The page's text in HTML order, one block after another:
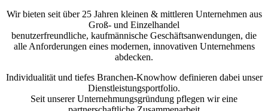
Wir bieten seit über 25 Jahren kleinen & mittleren Unternehmen aus
Groß- und Einzelhandel
benutzerfreundliche, kaufmännische Geschäftsanwendungen, die
alle Anforderungen eines modernen, innovativen Unternehmens
abdecken.
Individualität und tiefes Branchen-Knowhow definieren dabei unser
Dienstleistungsportfolio.
Seit unserer Unternehmungsgründung pflegen wir eine